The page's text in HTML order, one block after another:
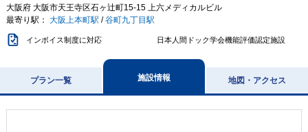
大阪府 大阪市天王寺区石ヶ辻町15-15 上六メディカルビル
最寄り駅： 大阪上本町駅 /谷町九丁目駅
インボイス制度に対応 日本人間ドック学会機能評価認定施設
プラン一覧 施設情報 地図・アクセス